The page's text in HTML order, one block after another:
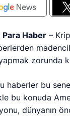
Haber –
zorunda
haberler bu
bu konuda
dünyanın